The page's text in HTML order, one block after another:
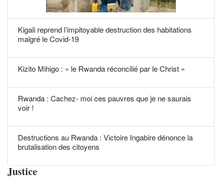
Kigali reprend l’impitoyable destruction des habitations
malgré le Covid-19
Kizito Mihigo : « le Rwanda réconcilié par le Christ »
Rwanda : Cachez- moi ces pauvres que je ne saurais
voir !
Destructions au Rwanda : Victoire Ingabire dénonce la
brutalisation des citoyens
Justice